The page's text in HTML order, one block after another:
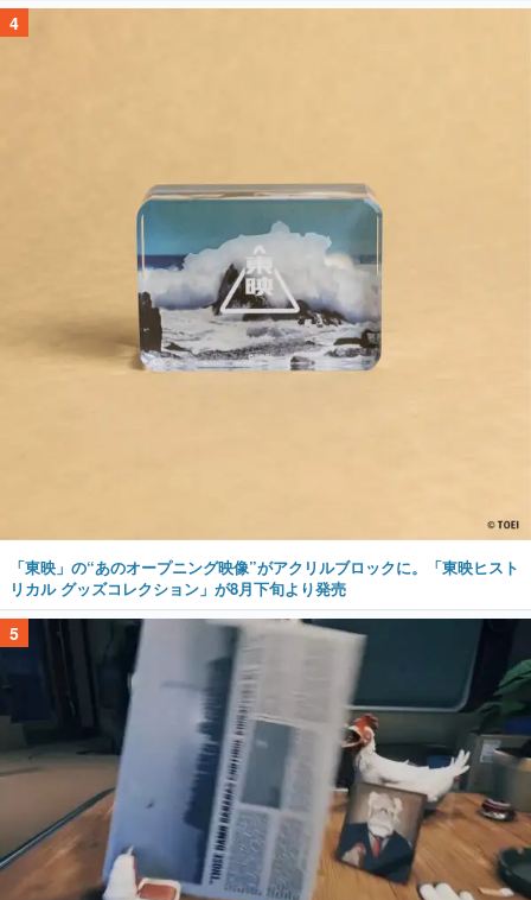
4
「東映」の“あのオープニング映像”がアクリルブロックに。「東映ヒスト
リカル グッズコレクション」が8月下旬より発売
5